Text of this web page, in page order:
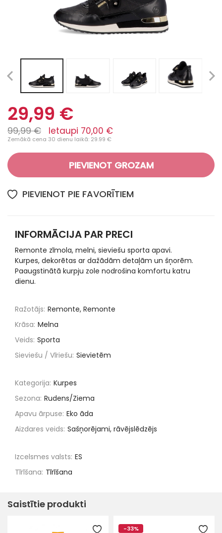
29,99 €
99,99 € Ietaupi 70,00 €
Zemākā cena 30 dienu laikā: 29.99 €
PIEVIENOT GROZAM
PIEVIENOT PIE FAVORĪTIEM
INFORMĀCIJA PAR PRECI
Remonte zīmola, melni, sieviešu sporta apavi.
Kurpes, dekorētas ar dažādām detaļām un šņorēm.
Paaugstinātā kurpju zole nodrošina komfortu katru
dienu.
Ražotājs: Remonte, Remonte
Krāsa: Melna
Veids: Sporta
Sieviešu / Vīriešu: Sievietēm
Kategorija: Kurpes
Sezona: Rudens/Ziema
Apavu ārpuse: Eko āda
Aizdares veids: Sašņorējami, rāvējslēdzējs
Izcelsmes valsts: ES
Tīrīšana: Tīrīšana
Saistītie produkti
-33%